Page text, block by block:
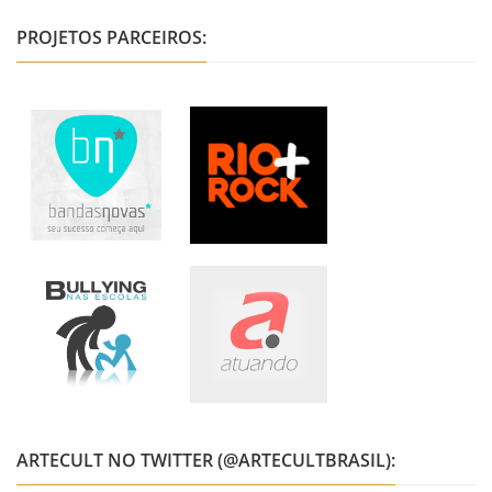
PROJETOS PARCEIROS:
ARTECULT NO TWITTER (@ARTECULTBRASIL):